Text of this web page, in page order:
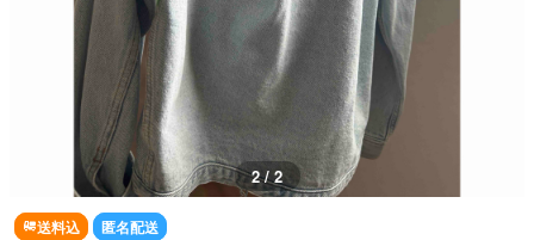
1 / 2
送料込 匿名配送